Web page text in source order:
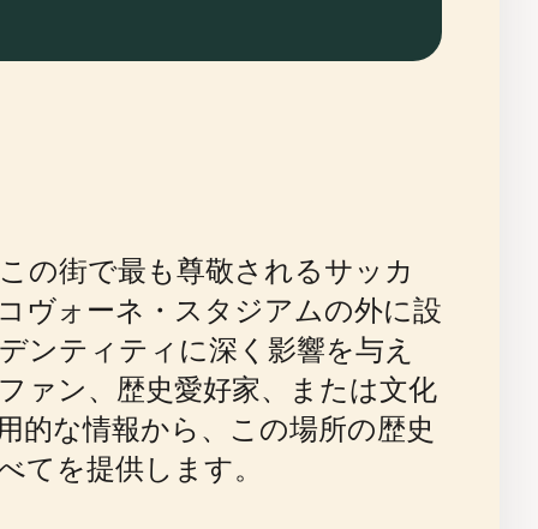
の街で最も尊敬されるサッカ
ヴォーネ・スタジアムの外に設
ンティティに深く影響を与え
ァン、歴史愛好家、または文化
的な情報から、この場所の歴史
を提供します。